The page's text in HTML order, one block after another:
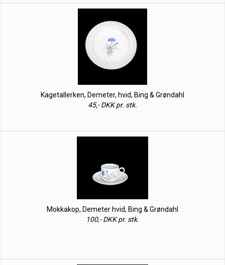
Kagetallerken, Demeter, hvid, Bing & Grøndahl
45,- DKK pr. stk.
Mokkakop, Demeter hvid, Bing & Grøndahl
100,- DKK pr. stk.